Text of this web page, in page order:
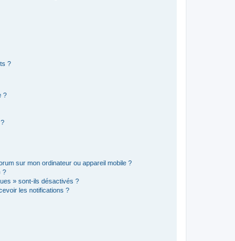
?
?
sur mon ordinateur ou appareil mobile ?
?
» sont-ils désactivés ?
les notifications ?